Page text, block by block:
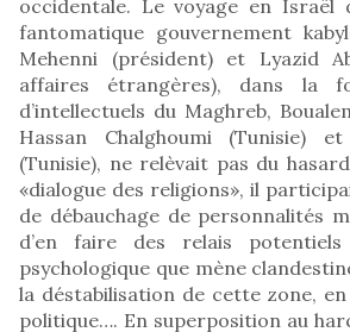
occidentale. Le voyage en Israël
fantomatique gouvernement
Mehenni (président) et Lyazid
affaires étrangères), dans la
d’intellectuels du Maghreb,
Hassan Chalghoumi (Tunisie)
(Tunisie), ne relèvait pas du
«dialogue des religions», il
de débauchage de personnalités
d’en faire des relais
psychologique que mène
la déstabilisation de cette zone,
politique…. En superposition au